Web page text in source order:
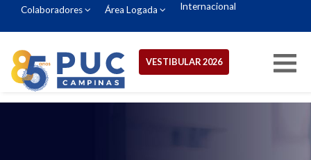
Colaboradores Área Logada Internacional
VESTIBULAR 2026